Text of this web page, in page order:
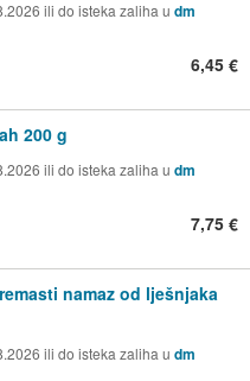
ili do isteka zaliha u dm
6,45 €
200 g
ili do isteka zaliha u dm
7,75 €
namaz od lješnjaka
ili do isteka zaliha u dm